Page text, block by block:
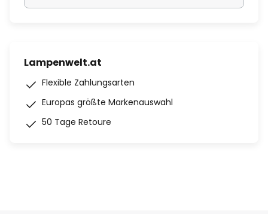
Lampenwelt.at
Flexible Zahlungsarten
Europas größte Markenauswahl
50 Tage Retoure